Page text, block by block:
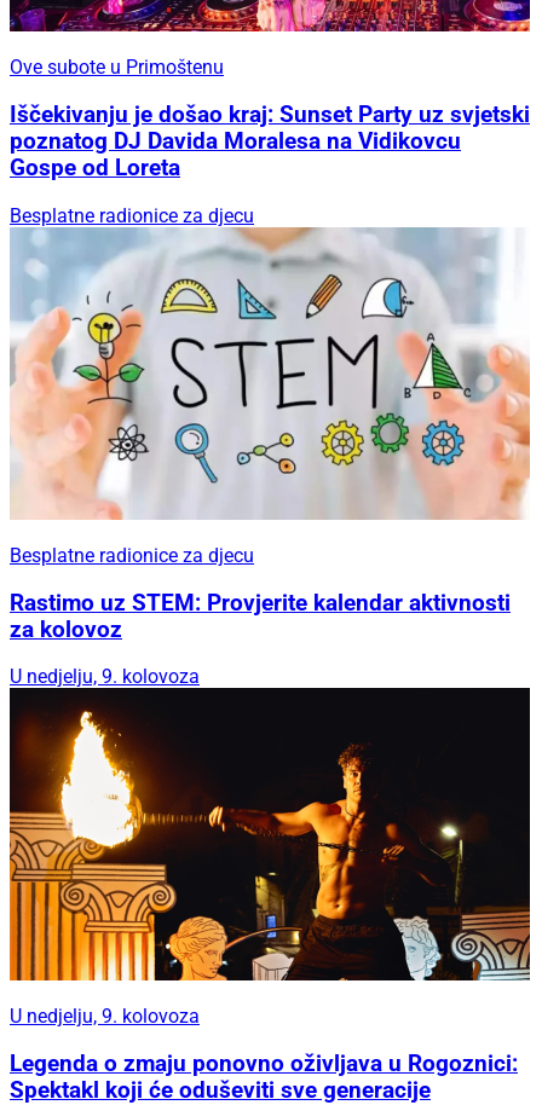
Ove subote u Primoštenu
Iščekivanju je došao kraj: Sunset Party uz svjetski
poznatog DJ Davida Moralesa na Vidikovcu
Gospe od Loreta
Besplatne radionice za djecu
Besplatne radionice za djecu
Rastimo uz STEM: Provjerite kalendar aktivnosti
za kolovoz
U nedjelju, 9. kolovoza
U nedjelju, 9. kolovoza
Legenda o zmaju ponovno oživljava u Rogoznici:
Spektakl koji će oduševiti sve generacije